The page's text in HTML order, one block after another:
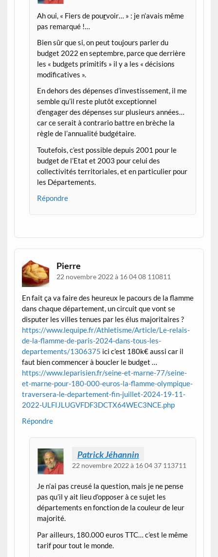
Ah oui, « Fiers de pourvoir… » : je n’avais même
pas remarqué !…
Bien sûr que si, on peut toujours parler du
budget 2022 en septembre, parce que derrière
les « budgets primitifs » il y a les « décisions
modificatives ».
En dehors des dépenses d’investissement, il me
semble qu’il reste plutôt exceptionnel
d’engager des dépenses sur plusieurs années…
car ce serait à contrario battre en brèche la
règle de l’annualité budgétaire.
Toutefois, c’est possible depuis 2001 pour le
budget de l’Etat et 2003 pour celui des
collectivités territoriales, et en particulier pour
les Départements.
Répondre
Pierre
22 novembre 2022 à 16 04 08 110811
En fait ça va faire des heureux le pacours de la flamme
dans chaque département, un circuit que vont se
disputer les villes tenues par les élus majoritaires ?
https://www.lequipe.fr/Athletisme/Article/Le-relais-
de-la-flamme-de-paris-2024-dans-tous-les-
departements/1306375 ici c’est 180k€ aussi car il
faut bien commencer à boucler le budget …
https://www.leparisien.fr/seine-et-marne-77/seine-
et-marne-pour-180-000-euros-la-flamme-olympique-
traversera-le-departement-fin-juillet-2024-19-11-
2022-ULFIJLUGVFDF3DCTX64WEC3NCE.php
Répondre
Patrick Jéhannin
22 novembre 2022 à 16 04 37 113711
Je n’ai pas creusé la question, mais je ne pense
pas qu’il y ait lieu d’opposer à ce sujet les
départements en fonction de la couleur de leur
majorité.
Par ailleurs, 180.000 euros TTC… c’est le même
tarif pour tout le monde.